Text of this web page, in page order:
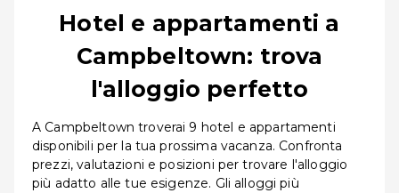
Hotel e appartamenti a
Campbeltown: trova
l'alloggio perfetto
A Campbeltown troverai 9 hotel e appartamenti
disponibili per la tua prossima vacanza. Confronta
prezzi, valutazioni e posizioni per trovare l'alloggio
più adatto alle tue esigenze. Gli alloggi più